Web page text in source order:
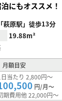
にもオススメ！
萩原駅」徒歩13分
19.88m²
月額目安
日当たり 2,800円～
円/月～
期費用他 22,000円～